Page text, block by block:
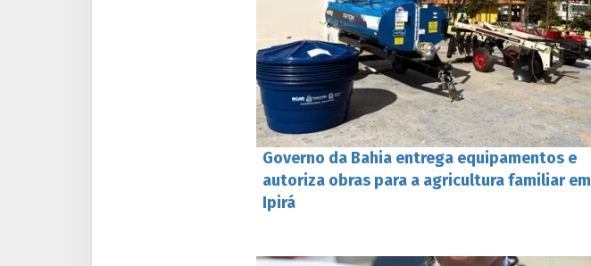
Governo da Bahia entrega equipamentos e
autoriza obras para a agricultura familiar em
Ipirá